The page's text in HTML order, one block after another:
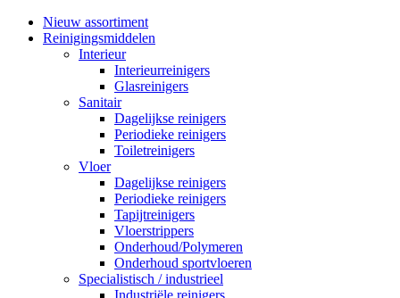
Nieuw assortiment
Reinigingsmiddelen
Interieur
Interieurreinigers
Glasreinigers
Sanitair
Dagelijkse reinigers
Periodieke reinigers
Toiletreinigers
Vloer
Dagelijkse reinigers
Periodieke reinigers
Tapijtreinigers
Vloerstrippers
Onderhoud/Polymeren
Onderhoud sportvloeren
Specialistisch / industrieel
Industriële reinigers